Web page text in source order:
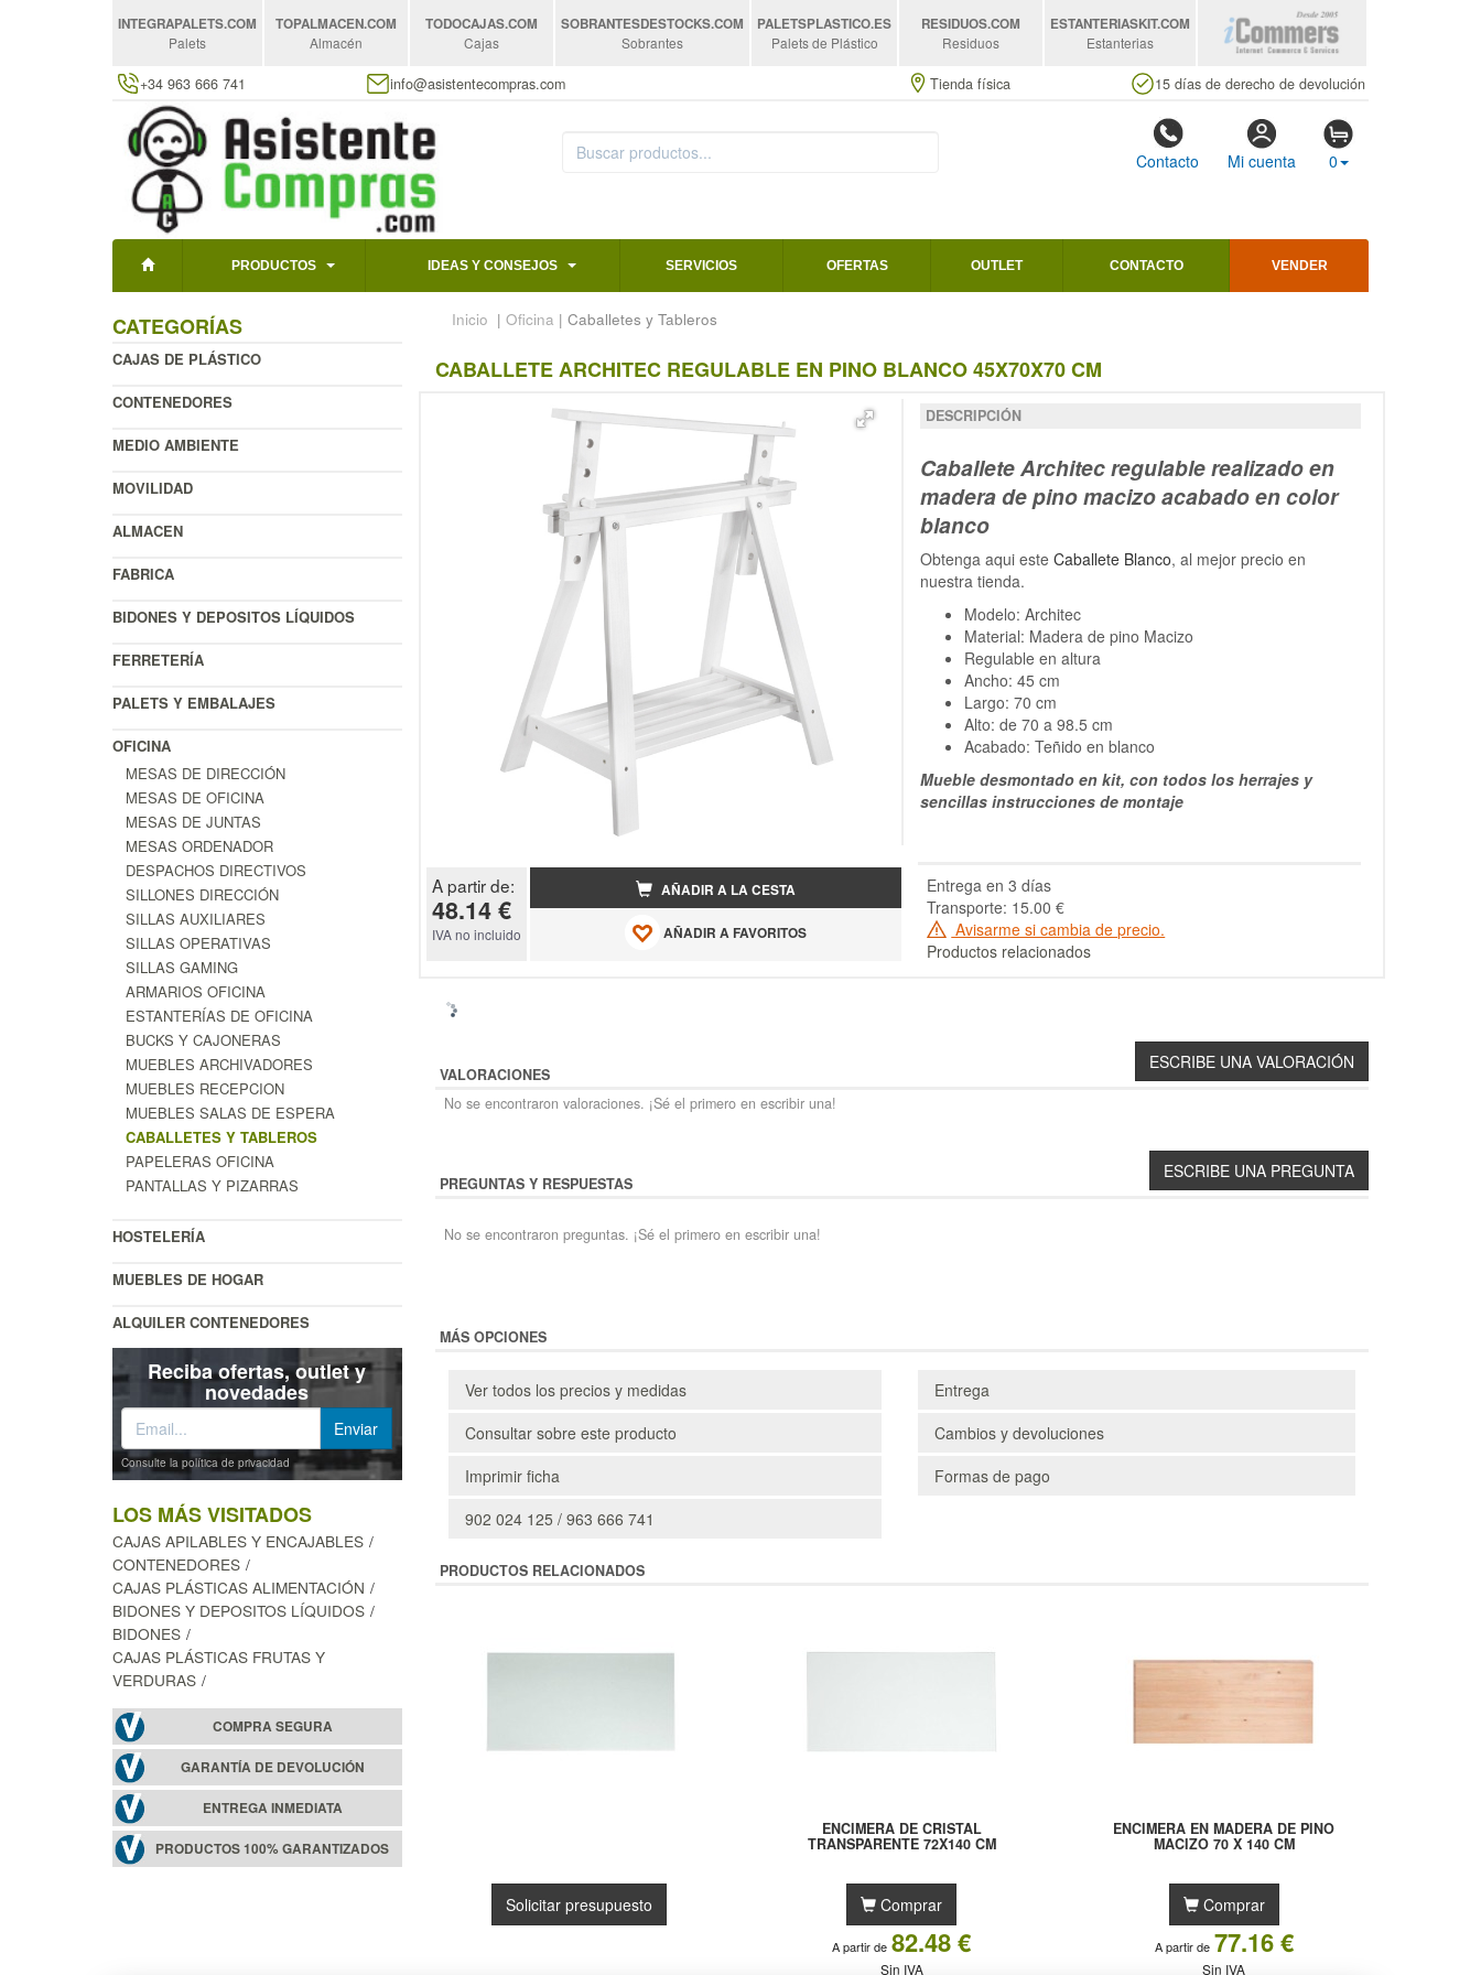
INTEGRAPALETS.COM
Palets
TOPALMACEN.COM
Almacén
TODOCAJAS.COM
Cajas
SOBRANTESDESTOCKS.COM
Sobrantes
PALETSPLASTICO.ES
Palets de Plástico
RESIDUOS.COM
Residuos
ESTANTERIASKIT.COM
Estanterias
+34 963 666 741 info@asistentecompras.com Tienda física 15 días de derecho de devolución
Contacto Mi cuenta 0
PRODUCTOS IDEAS Y CONSEJOS SERVICIOS OFERTAS OUTLET CONTACTO VENDER
CATEGORÍAS
CAJAS DE PLÁSTICO
CONTENEDORES
MEDIO AMBIENTE
MOVILIDAD
ALMACEN
FABRICA
BIDONES Y DEPOSITOS LÍQUIDOS
FERRETERÍA
PALETS Y EMBALAJES
OFICINA
MESAS DE DIRECCIÓN
MESAS DE OFICINA
MESAS DE JUNTAS
MESAS ORDENADOR
DESPACHOS DIRECTIVOS
SILLONES DIRECCIÓN
SILLAS AUXILIARES
SILLAS OPERATIVAS
SILLAS GAMING
ARMARIOS OFICINA
ESTANTERÍAS DE OFICINA
BUCKS Y CAJONERAS
MUEBLES ARCHIVADORES
MUEBLES RECEPCION
MUEBLES SALAS DE ESPERA
CABALLETES Y TABLEROS
PAPELERAS OFICINA
PANTALLAS Y PIZARRAS
HOSTELERÍA
MUEBLES DE HOGAR
ALQUILER CONTENEDORES
Reciba ofertas, outlet y
novedades
Consulte la política de privacidad
LOS MÁS VISITADOS
CAJAS APILABLES Y ENCAJABLES
CONTENEDORES
CAJAS PLÁSTICAS ALIMENTACIÓN
BIDONES Y DEPOSITOS LÍQUIDOS
BIDONES
CAJAS PLÁSTICAS FRUTAS Y
VERDURAS
COMPRA SEGURA
GARANTÍA DE DEVOLUCIÓN
ENTREGA INMEDIATA
PRODUCTOS 100% GARANTIZADOS
Inicio | Oficina | Caballetes y Tableros
CABALLETE ARCHITEC REGULABLE EN PINO BLANCO 45X70X70 CM
DESCRIPCIÓN
Caballete Architec regulable realizado en
madera de pino macizo acabado en color
blanco
Obtenga aqui esteCaballete Blanco, al mejor precio en
nuestra tienda.
Modelo: Architec
Material: Madera de pino Macizo
Regulable en altura
Ancho: 45 cm
Largo: 70 cm
Alto: de 70 a 98.5 cm
Acabado: Teñido en blanco
Mueble desmontado en kit, con todos los herrajes y
sencillas instrucciones de montaje
A partir de:
48.14 €
IVA no incluido
AÑADIR A LA CESTA
AÑADIR A FAVORITOS
Entrega en 3 días
Transporte: 15.00 €
Avisarme si cambia de precio.
Productos relacionados
VALORACIONES
No se encontraron valoraciones. ¡Sé el primero en escribir una!
PREGUNTAS Y RESPUESTAS
No se encontraron preguntas. ¡Sé el primero en escribir una!
MÁS OPCIONES
Ver todos los precios y medidas
Consultar sobre este producto
Imprimir ficha
902 024 125 / 963 666 741
Entrega
Cambios y devoluciones
Formas de pago
PRODUCTOS RELACIONADOS
Solicitar presupuesto
ENCIMERA DE CRISTAL
TRANSPARENTE 72X140 CM
Comprar
A partir de 82.48 €
Sin IVA
ENCIMERA EN MADERA DE PINO
MACIZO 70 X 140 CM
Comprar
A partir de 77.16 €
Sin IVA